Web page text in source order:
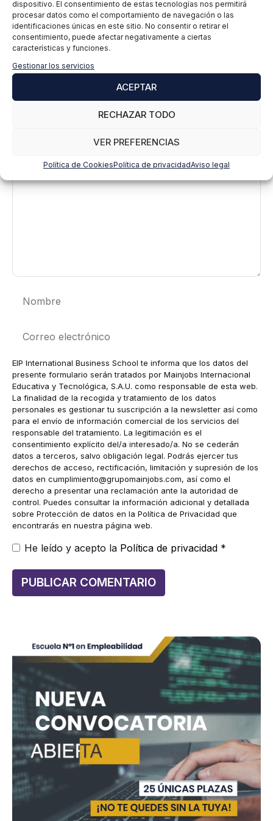
dispositivo. El consentimiento de estas tecnologías nos permitirá
procesar datos como el comportamiento de navegación o las
identificaciones únicas en este sitio. No consentir o retirar el
consentimiento, puede afectar negativamente a ciertas
características y funciones.
Gestionar los servicios
ACEPTAR
RECHAZAR TODO
VER PREFERENCIAS
Política de CookiesPolítica de privacidadAviso legal
Deja un comentario
electrónico
EIP International Business School te informa que los datos del
presente formulario serán tratados por Mainjobs Internacional
Educativa y Tecnológica, S.A.U. como responsable de esta web.
La finalidad de la recogida y tratamiento de los datos
personales es gestionar tu suscripción a la newsletter así como
para el envío de información comercial de los servicios del
responsable del tratamiento. La legitimación es el
consentimiento explícito del/a interesado/a. No se cederán
datos a terceros, salvo obligación legal. Podrás ejercer tus
derechos de acceso, rectificación, limitación y supresión de los
datos en cumplimiento@grupomainjobs.com, así como el
derecho a presentar una reclamación ante la autoridad de
control. Puedes consultar la información adicional y detallada
sobre Protección de datos en la Política de Privacidad que
encontrarás en nuestra página web.
He leído y acepto la Política de privacidad *